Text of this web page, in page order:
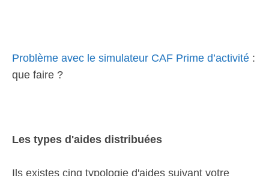
Problème avec le simulateur CAF Prime d’activité :
que faire ?
Les types d'aides distribuées
Ils existes cinq typologie d'aides suivant votre